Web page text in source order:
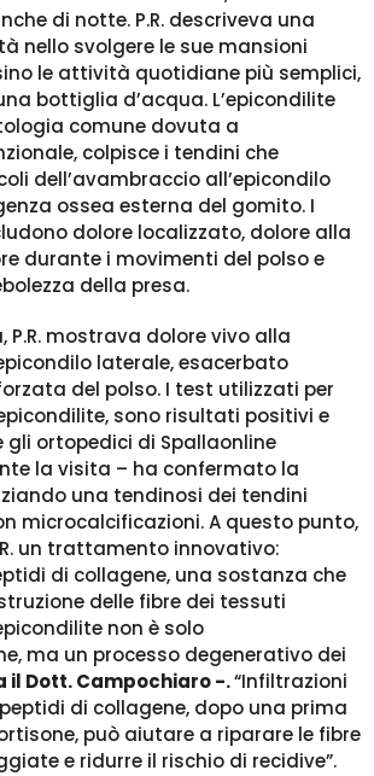
di notte. P.R. descriveva una
nello svolgere le sue mansioni
le attività quotidiane più semplici,
bottiglia d’acqua. L’epicondilite
comune dovuta a
colpisce i tendini che
dell’avambraccio all’epicondilo
ossea esterna del gomito. I
dolore localizzato, dolore alla
durante i movimenti del polso e
della presa.
P.R. mostrava dolore vivo alla
laterale, esacerbato
del polso. I test utilizzati per
sono risultati positivi e
gli ortopedici di Spallaonline
la visita – ha confermato la
una tendinosi dei tendini
microcalcificazioni. A questo punto,
un trattamento innovativo:
di collagene, una sostanza che
delle fibre dei tessuti
non è solo
ma un processo degenerativo dei
il Dott. Campochiaro -.“Infiltrazioni
peptidi di collagene, dopo una prima
può aiutare a riparare le fibre
e ridurre il rischio di recidive”.